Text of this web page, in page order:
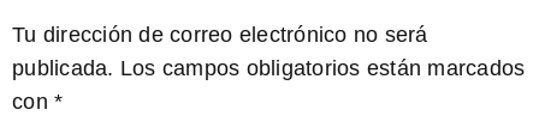
Tu dirección de correo electrónico no será
publicada. Los campos obligatorios están marcados
con *